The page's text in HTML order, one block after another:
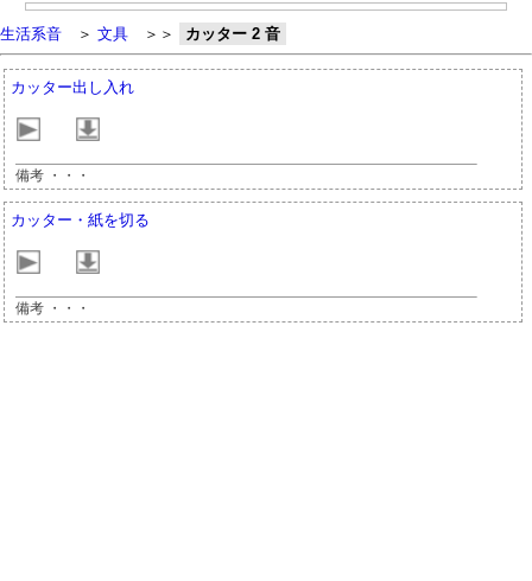
生活系音 ＞ 文具 ＞＞ カッター 2 音
カッター出し入れ
備考 ・・・
カッター・紙を切る
備考 ・・・